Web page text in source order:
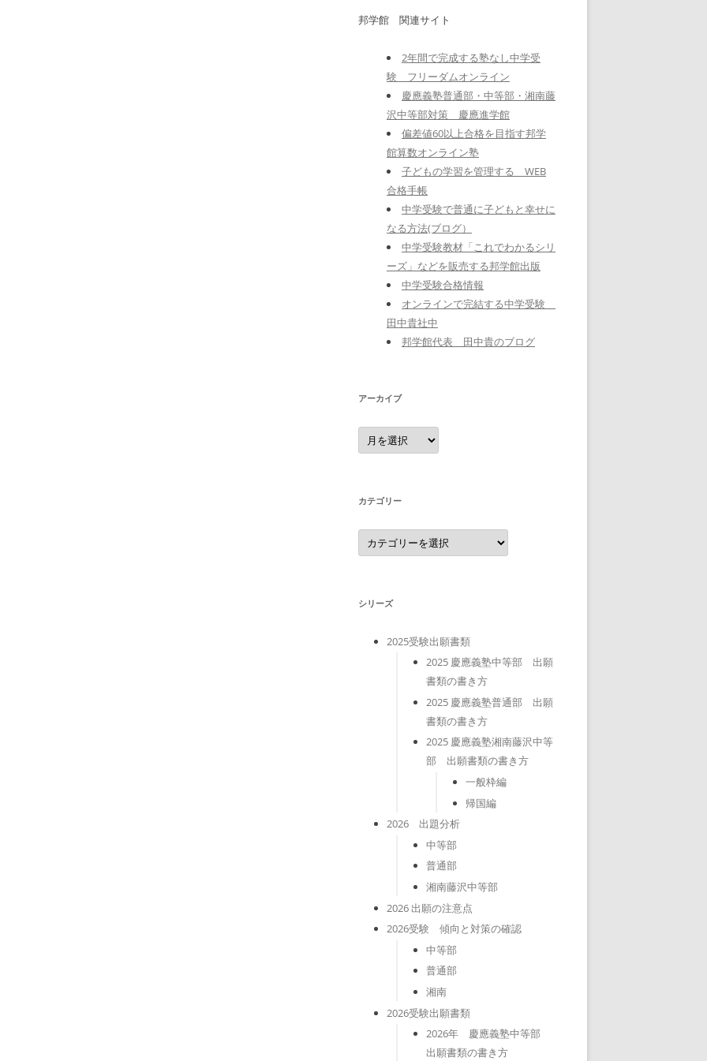
邦学館 関連サイト
2年間で完成する塾なし中学受
験 フリーダムオンライン
慶應義塾普通部・中等部・湘南藤
沢中等部対策 慶應進学館
偏差値60以上合格を目指す邦学
館算数オンライン塾
子どもの学習を管理する WEB
合格手帳
中学受験で普通に子どもと幸せに
なる方法(ブログ）
中学受験教材「これでわかるシリ
ーズ」などを販売する邦学館出版
中学受験合格情報
オンラインで完結する中学受験
田中貴社中
邦学館代表 田中貴のブログ
アーカイブ
ア
ー
カ
カテゴリー
カ
テ
ゴ
シリーズ
2025受験出願書類
2025 慶應義塾中等部 出願
書類の書き方
2025 慶應義塾普通部 出願
書類の書き方
2025 慶應義塾湘南藤沢中等
部 出願書類の書き方
一般枠編
帰国編
2026 出題分析
中等部
普通部
湘南藤沢中等部
2026 出願の注意点
2026受験 傾向と対策の確認
中等部
普通部
湘南
2026受験出願書類
2026年 慶應義塾中等部
出願書類の書き方